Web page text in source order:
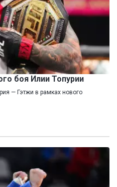
боя Илии Топурии
— Гэтжи в рамках нового